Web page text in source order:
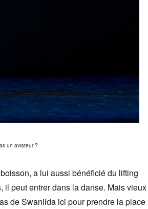
un aviateur ?
a lui aussi bénéficié du lifting
il peut entrer dans la danse. Mais vieux
de Swanilda ici pour prendre la place